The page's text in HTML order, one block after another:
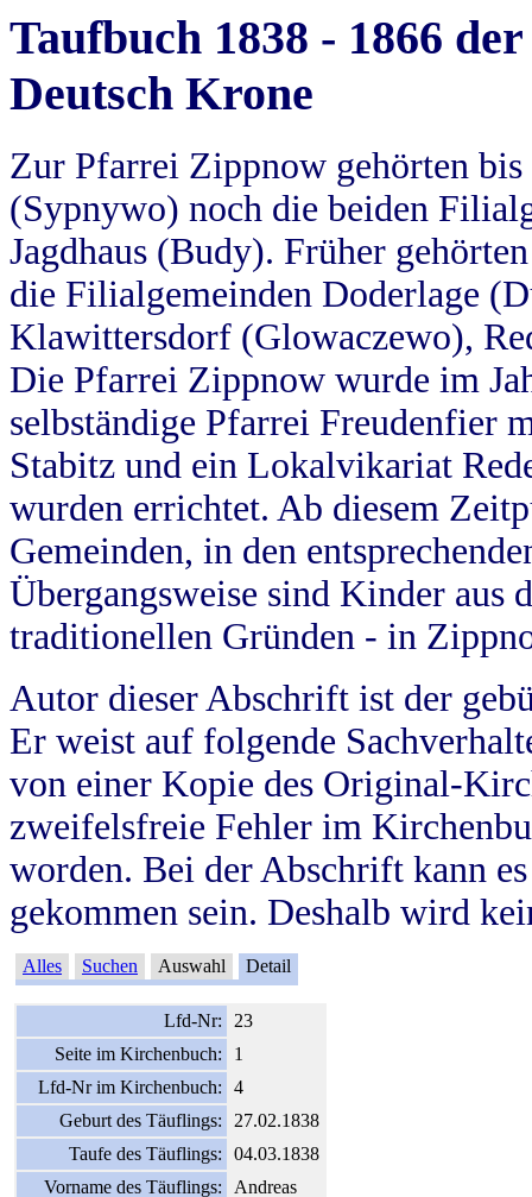
Taufbuch 1838 - 1866
Deutsch Krone
Zur Pfarrei Zippnow gehörten
(Sypnywo) noch die beiden
Jagdhaus (Budy). Früher
die Filialgemeinden Doderlage
Klawittersdorf (Glowaczewo),
Die Pfarrei Zippnow wurde im
selbständige Pfarrei Freudenfier
Stabitz und ein Lokalvikariat
wurden errichtet. Ab diesem
Gemeinden, in den
Übergangsweise sind Kinder aus
traditionellen Gründen - in
Autor dieser Abschrift ist der
Er weist auf folgende
von einer Kopie des Original-
zweifelsfreie Fehler im
worden. Bei der Abschrift kann
gekommen sein. Deshalb wird
Alles Suchen Auswahl Detail
Lfd-Nr:
23
Seite im Kirchenbuch:
1
Lfd-Nr im Kirchenbuch:
4
Geburt des Täuflings:
27.02.1838
Taufe des Täuflings:
04.03.1838
Vorname des Täuflings:
Andreas